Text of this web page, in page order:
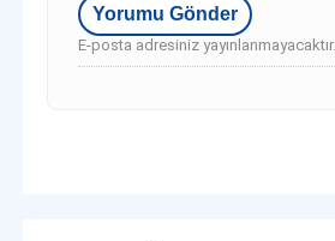
E-posta adresiniz yayınlanmayacaktır.